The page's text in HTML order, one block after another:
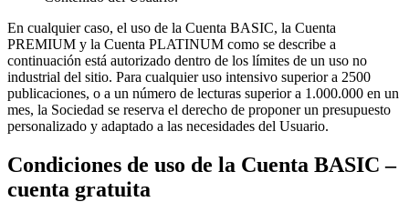
En cualquier caso, el uso de la Cuenta BASIC, la Cuenta
PREMIUM y la Cuenta PLATINUM como se describe a
continuación está autorizado dentro de los límites de un uso no
industrial del sitio. Para cualquier uso intensivo superior a 2500
publicaciones, o a un número de lecturas superior a 1.000.000 en un
mes, la Sociedad se reserva el derecho de proponer un presupuesto
personalizado y adaptado a las necesidades del Usuario.
Condiciones de uso de la Cuenta BASIC –
cuenta gratuita